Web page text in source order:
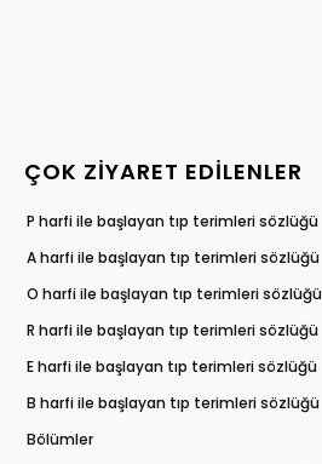
ÇOK ZIYARET EDILENLER
P harfi ile başlayan tıp terimleri sözlüğü
A harfi ile başlayan tıp terimleri sözlüğü
O harfi ile başlayan tıp terimleri sözlüğü
R harfi ile başlayan tıp terimleri sözlüğü
E harfi ile başlayan tıp terimleri sözlüğü
B harfi ile başlayan tıp terimleri sözlüğü
Bölümler